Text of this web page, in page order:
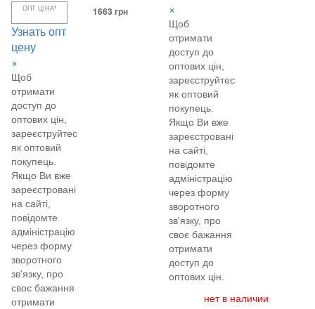
ОПТ ЦІНА*
Узнать опт
цену
×
Щоб
отримати
доступ до
оптових цін,
зареєструйтеся
як оптовий
покупець.
Якщо Ви вже
зареєстровані
на сайті,
повідомте
адміністрацію
через форму
зворотного
зв'язку, про
своє бажання
отримати
1663 грн
×
Щоб
отримати
доступ до
оптових цін,
зареєструйтеся
як оптовий
покупець.
Якщо Ви вже
зареєстровані
на сайті,
повідомте
адміністрацію
через форму
зворотного
зв'язку, про
своє бажання
отримати
доступ до
оптових цін.
нет в наличии